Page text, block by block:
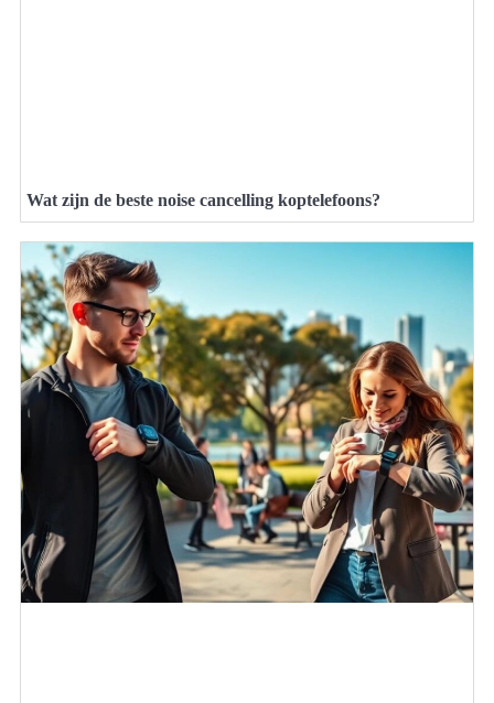
Wat zijn de beste noise cancelling koptelefoons?